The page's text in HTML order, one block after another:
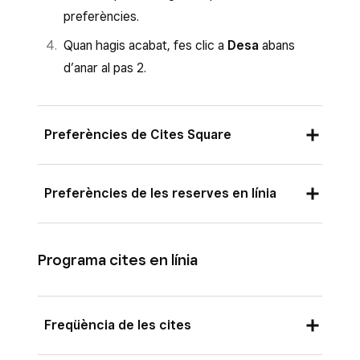
preferències.
Quan hagis acabat, fes clic a Desa abans
d’anar al pas 2.
Preferències de Cites Square
En persona tant al teu negoci com a la
Només per internet o per telèfon
Preferències de les reserves en línia
reserva:
Programa cites en línia
Freqüència de les cites